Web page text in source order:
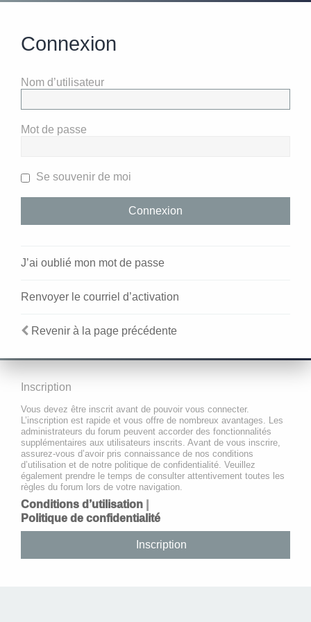
Connexion
Nom d’utilisateur
Mot de passe
Se souvenir de moi
J’ai oublié mon mot de passe
Renvoyer le courriel d’activation
Revenir à la page précédente
Inscription
Vous devez être inscrit avant de pouvoir vous connecter.
L’inscription est rapide et vous offre de nombreux avantages. Les
administrateurs du forum peuvent accorder des fonctionnalités
supplémentaires aux utilisateurs inscrits. Avant de vous inscrire,
assurez-vous d’avoir pris connaissance de nos conditions
d’utilisation et de notre politique de confidentialité. Veuillez
également prendre le temps de consulter attentivement toutes les
règles du forum lors de votre navigation.
Conditions d’utilisation
Politique de confidentialité
Inscription